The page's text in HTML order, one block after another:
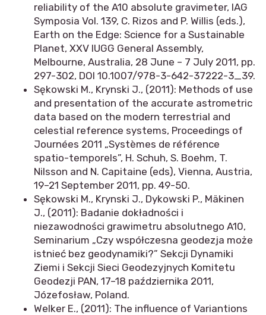
reliability of the A10 absolute gravimeter, IAG
Symposia Vol. 139, C. Rizos and P. Willis (eds.),
Earth on the Edge: Science for a Sustainable
Planet, XXV IUGG General Assembly,
Melbourne, Australia, 28 June – 7 July 2011, pp.
297-302, DOI 10.1007/978-3-642-37222-3_39.
Sękowski M., Krynski J., (2011): Methods of use
and presentation of the accurate astrometric
data based on the modern terrestrial and
celestial reference systems, Proceedings of
Journées 2011 „Systèmes de référence
spatio-temporels”, H. Schuh, S. Boehm, T.
Nilsson and N. Capitaine (eds), Vienna, Austria,
19–21 September 2011, pp. 49-50.
Sękowski M., Krynski J., Dykowski P., Mäkinen
J., (2011): Badanie dokładności i
niezawodności grawimetru absolutnego A10,
Seminarium „Czy współczesna geodezja może
istnieć bez geodynamiki?” Sekcji Dynamiki
Ziemi i Sekcji Sieci Geodezyjnych Komitetu
Geodezji PAN, 17–18 października 2011,
Józefosław, Poland.
Welker E., (2011): The influence of Variantions